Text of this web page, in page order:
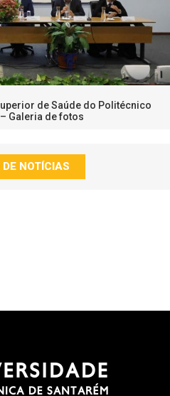
de Saúde do Politécnico
Galeria de fotos
NOTÍCIAS